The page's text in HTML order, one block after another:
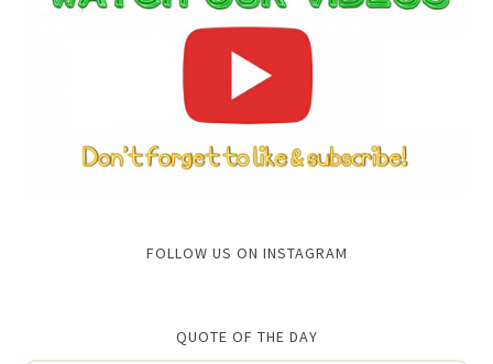
FOLLOW US ON INSTAGRAM
QUOTE OF THE DAY